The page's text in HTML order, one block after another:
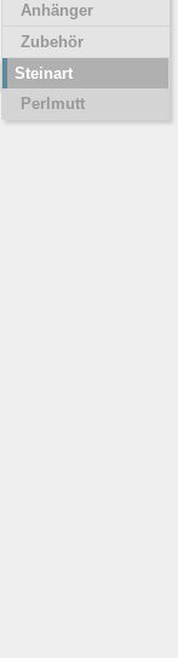
Anhänger
Zubehör
Steinart
Perlmutt